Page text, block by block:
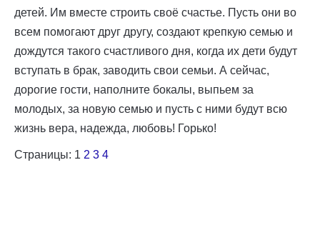
детей. Им вместе строить своё счастье. Пусть они во
всем помогают друг другу, создают крепкую семью и
дождутся такого счастливого дня, когда их дети будут
вступать в брак, заводить свои семьи. А сейчас,
дорогие гости, наполните бокалы, выпьем за
молодых, за новую семью и пусть с ними будут всю
жизнь вера, надежда, любовь! Горько!
Страницы: 1 2 3 4